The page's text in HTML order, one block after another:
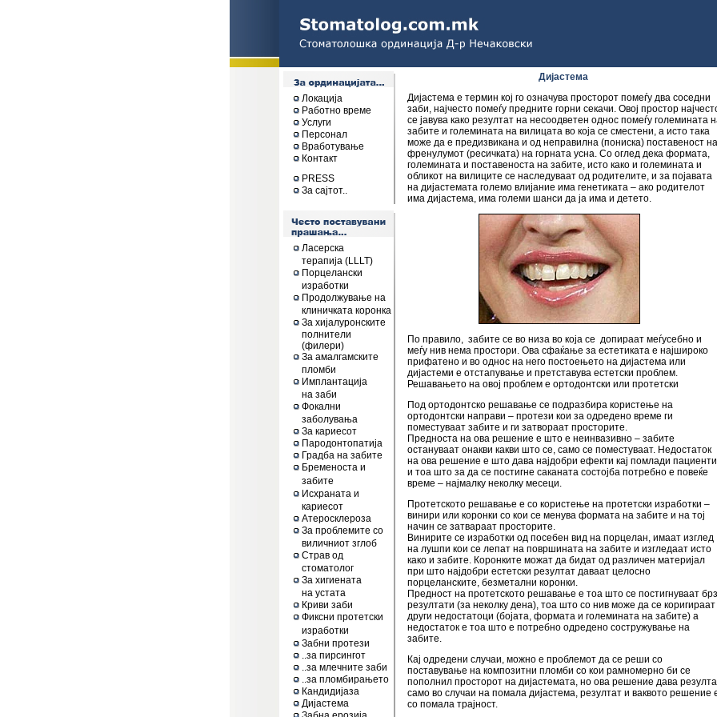
Локација
Работно време
Услуги
Персонал
Вработување
Контакт
PRESS
За сајтот..
Ласерска
терапија (LLLT)
Порцелански
изработки
Продолжување на
клиничката коронка
За хијалуронските
полнители
(филери)
За амалгамските
пломби
Имплантација
на заби
Фокални
заболувања
За кариесот
Пародонтопатија
Градба на забите
Бременоста и
забите
Исхраната и
кариесот
Атеросклероза
За проблемите со
виличниот зглоб
Страв од
стоматолог
За хигиената
на устата
Криви заби
Фиксни протетски
изработки
Забни протези
..за пирсингот
..за млечните заби
..за пломбирањето
Кандидијаза
Дијастема
Дијастема
Дијастема е термин кој го означува просторот помеѓу два соседни
заби, најчесто помеѓу предните горни секачи. Овој простор
се јавува како резултат на несоодветен однос помеѓу големината
забите и големината на вилицата во која се сместени, а исто така
може да е предизвикана и од неправилна (пониска) поставеност на
френулумот (ресичката) на горната усна. Со оглед дека формата,
големината и поставеноста на забите, исто како и големината и
обликот на вилиците се наследуваат од родителите, и за појавата
на дијастемата големо влијание има генетиката – ако родителот
има дијастема, има големи шанси да ја има и детето.
По правило, забите се во низа во која се допираат меѓусебно и
меѓу нив нема простори. Ова сфаќање за естетиката е најшироко
прифатено и во однос на него постоењето на дијастема или
дијастеми е отстапување и претставува естетски проблем.
Решавањето на овој проблем е ортодонтски или протетски
Под ортодонтско решавање се подразбира користење на
ортодонтски направи – протези кои за одредено време ги
поместуваат забите и ги затвораат просторите.
Предноста на ова решение е што е неинвазивно – забите
остануваат онакви какви што се, само се поместуваат. Недостаток
на ова решение е што дава најдобри ефекти кај помлади пациенти
и тоа што за да се постигне саканата состојба потребно е повеќе
време – најмалку неколку месеци.
Протетското решавање е со користење на протетски изработки –
винири или коронки со кои се менува формата на забите и на тој
начин се затвараат просторите.
Винирите се изработки од посебен вид на порцелан, имаат изглед
на лушпи кои се лепат на површината на забите и изгледаат исто
како и забите. Коронките можат да бидат од различен материјал
при што најдобри естетски резултат даваат целосно
порцеланските, безметални коронки.
Предност на протетското решавање е тоа што се постигнуваат
резултати (за неколку дена), тоа што со нив може да се коригираат
други недостатоци (бојата, формата и големината на забите) а
недостаток е тоа што е потребно одредено состружување на
забите.
Кај одредени случаи, можно е проблемот да се реши со
поставување на композитни пломби со кои рамномерно би се
пополнил просторот на дијастемата, но ова решение дава
само во случаи на помала дијастема, резултат и ваквото решение
со помала трајност.